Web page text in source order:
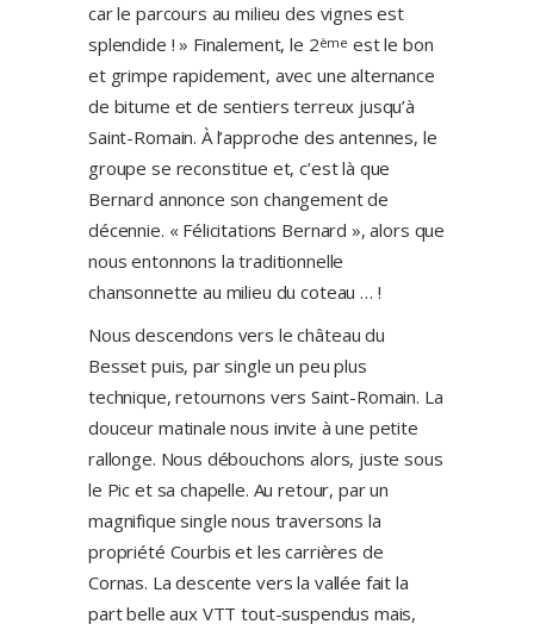
car le parcours au milieu des vignes est
splendide ! » Finalement, le 2ème est le bon
et grimpe rapidement, avec une alternance
de bitume et de sentiers terreux jusqu’à
Saint-Romain. À l’approche des antennes, le
groupe se reconstitue et, c’est là que
Bernard annonce son changement de
décennie. « Félicitations Bernard », alors que
nous entonnons la traditionnelle
chansonnette au milieu du coteau … !
Nous descendons vers le château du
Besset puis, par single un peu plus
technique, retournons vers Saint-Romain. La
douceur matinale nous invite à une petite
rallonge. Nous débouchons alors, juste sous
le Pic et sa chapelle. Au retour, par un
magnifique single nous traversons la
propriété Courbis et les carrières de
Cornas. La descente vers la vallée fait la
part belle aux VTT tout-suspendus mais,